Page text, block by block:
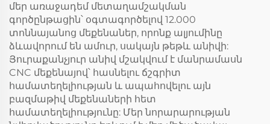
մեր առաջադեմ մետաղամշակման
գործընթացին՝ օգտագործելով 12.000
տոննայանոց մեքենաներ, որոնք ալյումինը
ձևավորում են ամուր, սակայն թեթև անիվի:
Յուրաքանչյուր անիվ մշակվում է մանրամասն
CNC մեքենայով՝ հասնելու ճշգրիտ
համատեղելիության և ապահովելու այն
բազմաթիվ մեքենաների հետ
համատեղելիությունը: Մեր նորարարության